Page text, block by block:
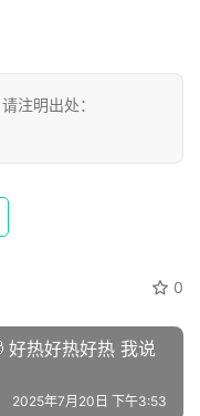
注明出处：
0
好热好热 我说
2025年7月20日 下午3:53